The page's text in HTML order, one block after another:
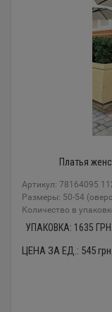
Платья
Артикул: 78164095
Размеры: 50-54
Количество в
УПАКОВКА: 1635 ГРН.
ЦЕНА ЗА ЕД.: 545грн.